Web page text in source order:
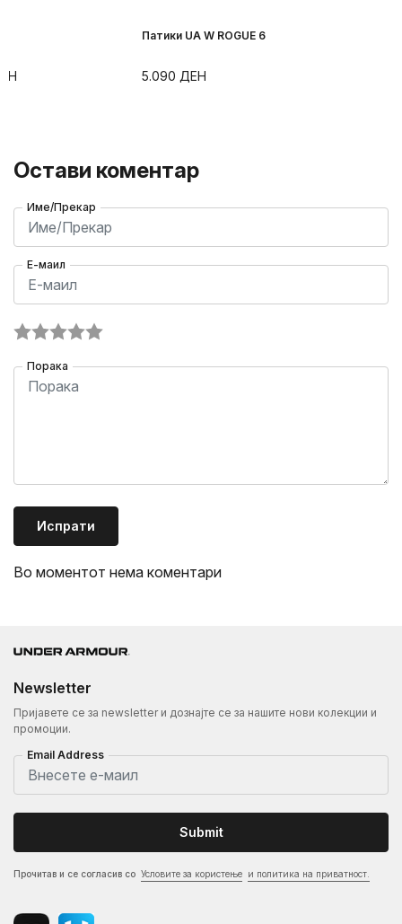
Патики UA W ROGUE 6
5.090 ДЕН
Остави коментар
Име/Прекар
Е-маил
Порака
Испрати
Во моментот нема коментари
Newsletter
Пријавете се за newsletter и дознајте се за нашите нови колекции и
промоции.
Email Address
Submit
Прочитав и се согласив со Условите за користење и политика на приватност.